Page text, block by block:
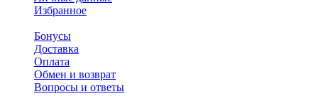
Избранное
Бонусы
Доставка
Оплата
Обмен и возврат
Вопросы и ответы